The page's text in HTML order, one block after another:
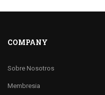
COMPANY
Sobre Nosotros
Membresia